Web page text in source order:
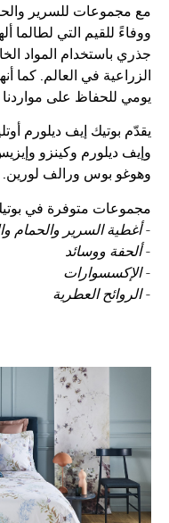
للسرير والحمام
للقيم التي لطالما ألهمتها
المواد الخام
في العالم. كما أنها
على مواردنا
إيف ديلورم أوتليت
وكينزو وإيزيس
بوس ورالف لورين.
متوفرة في بوتيك إيف
السرير والحمام والمائدة
ووسائد
العطرية